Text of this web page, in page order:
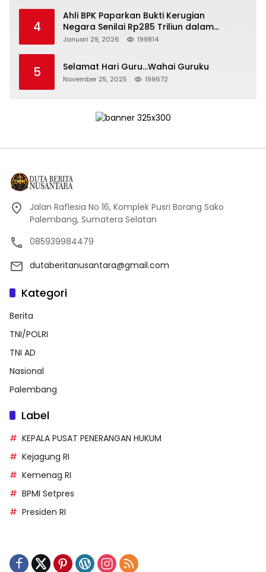
4
Ahli BPK Paparkan Bukti Kerugian
Negara Senilai Rp285 Triliun dalam
Persidangan Korupsi PT Pertamina
Januari 29, 2026 199814
5 Selamat Hari Guru…Wahai Guruku
November 25, 2025 199672
Jalan Raflesia No 16, Komplek Pusri Borang Sako
Palembang, Sumatera Selatan
085939984479
dutaberitanusantara@gmail.com
Kategori
Berita
TNI/POLRI
TNI AD
Nasional
Palembang
Label
KEPALA PUSAT PENERANGAN HUKUM
Kejagung RI
Kemenag RI
BPMI Setpres
Presiden RI